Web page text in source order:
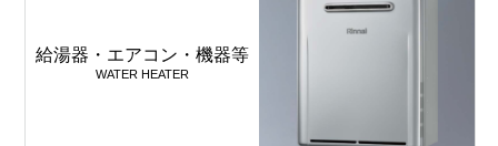
給湯器・エアコン・機器等
WATER HEATER